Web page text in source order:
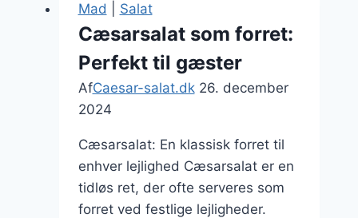
Mad Salat
Cæsarsalat som forret:
Perfekt til gæster
AfCaesar-salat.dk 26. december
2024
Cæsarsalat: En klassisk forret til
enhver lejlighed Cæsarsalat er en
tidløs ret, der ofte serveres som
forret ved festlige lejligheder.